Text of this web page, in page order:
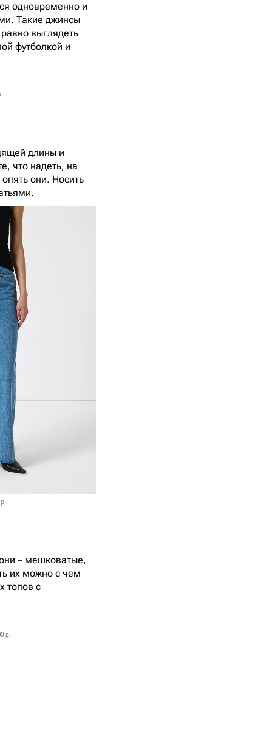
одновременно и
Такие джинсы
выглядеть
футболкой и
длины и
что надеть, на
они. Носить
– мешковатые,
их можно с чем
топов с
p.